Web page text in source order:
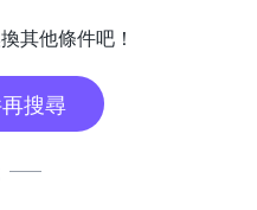
其他條件吧！
搜尋